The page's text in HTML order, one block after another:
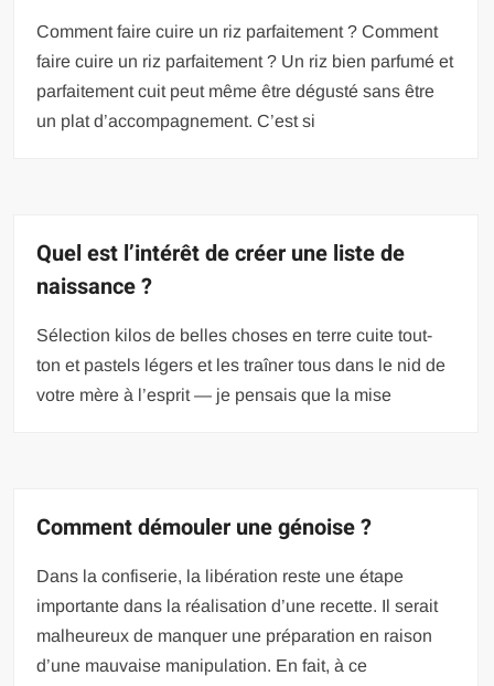
Comment faire cuire un riz parfaitement ? Comment
faire cuire un riz parfaitement ? Un riz bien parfumé et
parfaitement cuit peut même être dégusté sans être
un plat d’accompagnement. C’est si
Quel est l’intérêt de créer une liste de
naissance ?
Sélection kilos de belles choses en terre cuite tout-
ton et pastels légers et les traîner tous dans le nid de
votre mère à l’esprit — je pensais que la mise
Comment démouler une génoise ?
Dans la confiserie, la libération reste une étape
importante dans la réalisation d’une recette. Il serait
malheureux de manquer une préparation en raison
d’une mauvaise manipulation. En fait, à ce